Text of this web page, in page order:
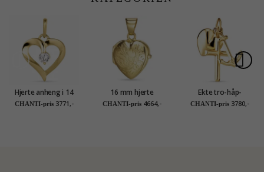
Hjerte anheng i 14
karat gull - Gold
CHANTI-pris 3771,-
16 mm hjerte
medaljong i 9 karat
CHANTI-pris 4664,-
Ekte tro-håp-
kjærlighet anheng i 9
CHANTI-pris 3780,-